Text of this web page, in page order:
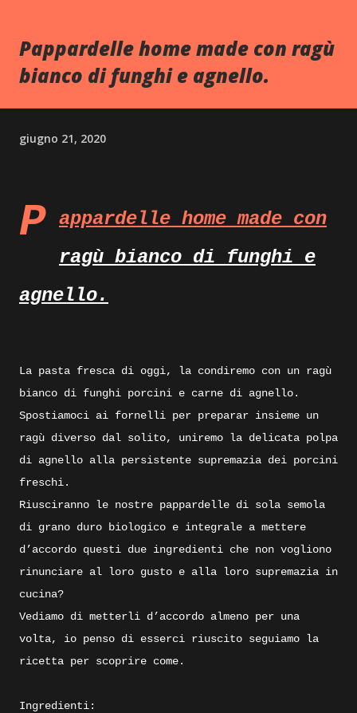
Pappardelle home made con ragù
bianco di funghi e agnello.
giugno 21, 2020
P appardelle home made con
ragù bianco di funghi e
agnello.
La pasta fresca di oggi, la condiremo con un ragù
bianco di funghi porcini e carne di agnello.
Spostiamoci ai fornelli per preparar insieme un
ragù diverso dal solito, uniremo la delicata polpa
di agnello alla persistente supremazia dei porcini
freschi.
Riusciranno le nostre pappardelle di sola semola
di grano duro biologico e integrale a mettere
d’accordo questi due ingredienti che non vogliono
rinunciare al loro gusto e alla loro supremazia in
cucina?
Vediamo di metterli d’accordo almeno per una
volta, io penso di esserci riuscito seguiamo la
ricetta per scoprire come.
Ingredienti: